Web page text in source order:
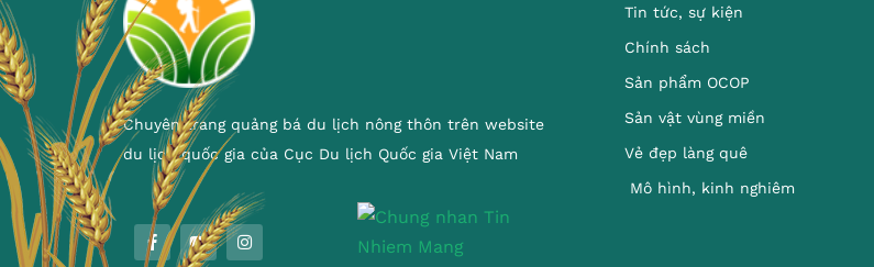
Chuyên trang quảng bá du lịch nông thôn trên website
du lịch quốc gia của Cục Du lịch Quốc gia Việt Nam
Tin tức, sự kiện
Chính sách
Sản phẩm OCOP
Sản vật vùng miền
Vẻ đẹp làng quê
Mô hình, kinh nghiêm